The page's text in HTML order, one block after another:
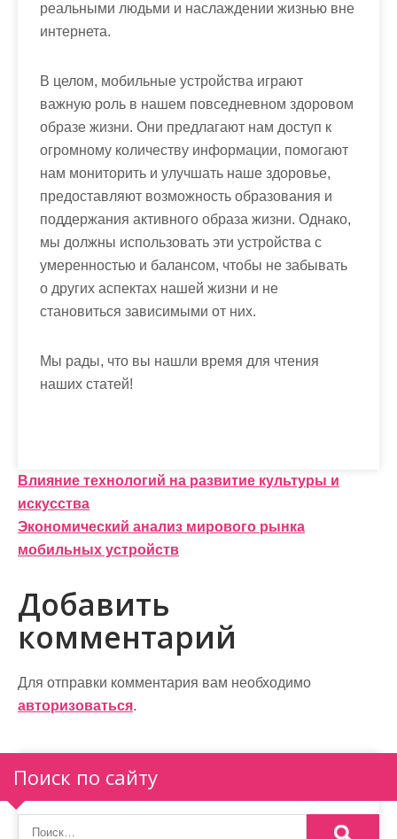
реальными людьми и наслаждении жизнью вне
интернета.
В целом, мобильные устройства играют
важную роль в нашем повседневном здоровом
образе жизни. Они предлагают нам доступ к
огромному количеству информации, помогают
нам мониторить и улучшать наше здоровье,
предоставляют возможность образования и
поддержания активного образа жизни. Однако,
мы должны использовать эти устройства с
умеренностью и балансом, чтобы не забывать
о других аспектах нашей жизни и не
становиться зависимыми от них.
Мы рады, что вы нашли время для чтения
наших статей!
Н
а
в
и
г
а
ц
и
я
п
о
Влияние технологий на развитие культуры и
искусства
Экономический анализ мирового рынка
мобильных устройств
Добавить
комментарий
Для отправки комментария вам необходимо
авторизоваться.
Поиск по сайту